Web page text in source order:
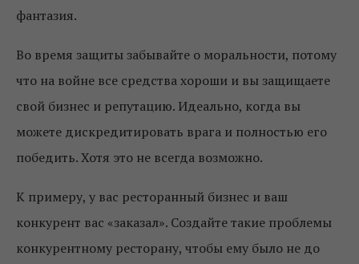
фантазия.
Во время защиты забывайте о моральности, потому
что на войне все средства хороши и вы защищаете
свой бизнес и репутацию. Идеально, когда вы
можете дискредитировать врага и полностью его
победить. Хотя это не всегда возможно.
К примеру, у вас ресторанный бизнес и ваш
конкурент вас «заказал». Создайте такие проблемы
конкурентному ресторану, чтобы ему было не до